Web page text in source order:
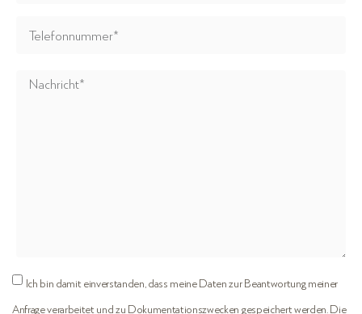
Ich bin damit einverstanden, dass meine Daten zur Beantwortung meiner
Anfrage verarbeitet und zu Dokumentationszwecken gespeichert werden. Die